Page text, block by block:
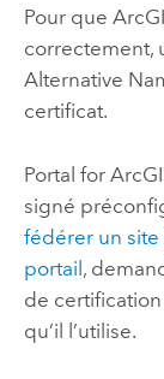
Pour que
correctement,
Alternative
certificat.
Portal for
signé
fédérer un site
portail,
de
qu’il l’utilise.